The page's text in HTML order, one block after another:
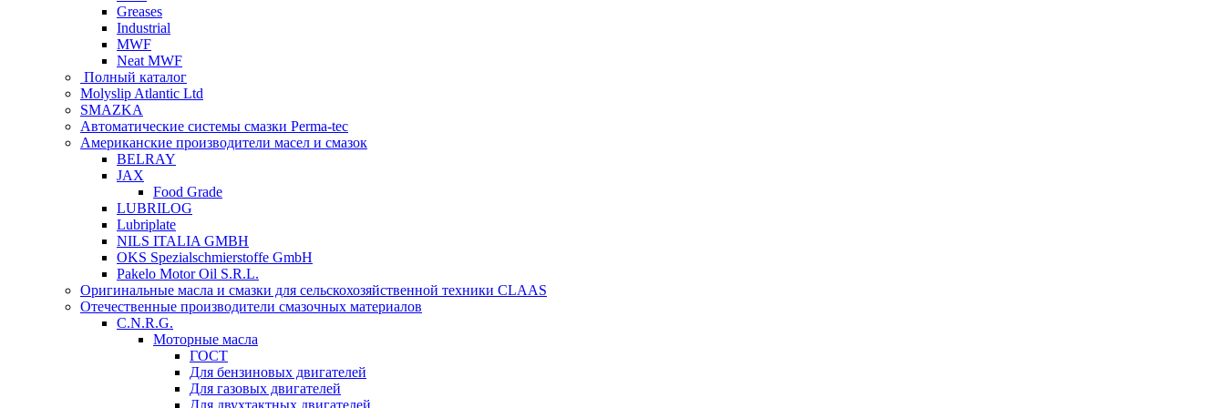
Greases
Industrial
MWF
Neat MWF
Полный каталог
Molyslip Atlantic Ltd
SMAZKA
Автоматические системы смазки Perma-tec
Американские производители масел и смазок
BELRAY
JAX
Food Grade
LUBRILOG
Lubriplate
NILS ITALIA GMBH
OKS Spezialschmierstoffe GmbH
Pakelo Motor Oil S.R.L.
Оригинальные масла и смазки для сельскохозяйственной техники CLAAS
Отечественные производители смазочных материалов
C.N.R.G.
Моторные масла
ГОСТ
Для бензиновых двигателей
Для газовых двигателей
Для двухтактных двигателей